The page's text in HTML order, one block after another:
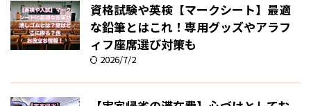
資格試験や英検【マークシート】最適
な鉛筆とはこれ！専用グッズやアラフ
ィフ座席選び対策も
2026/7/2